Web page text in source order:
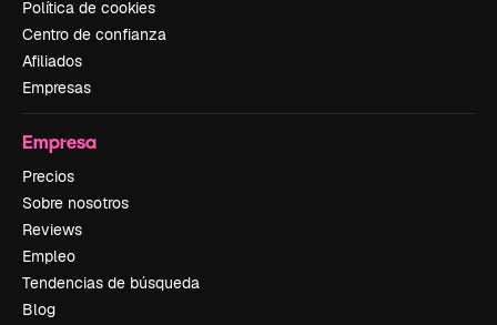
Política de cookies
Centro de confianza
Afiliados
Empresas
Empresa
Precios
Sobre nosotros
Reviews
Empleo
Tendencias de búsqueda
Blog